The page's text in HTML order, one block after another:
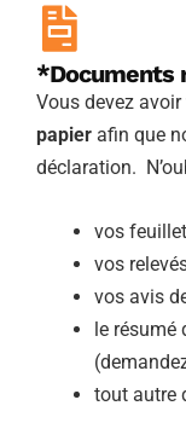
*Documents
Vous devez avoir
papier afin que
déclaration.
vos
vos
vos avis
le résumé
tout autre